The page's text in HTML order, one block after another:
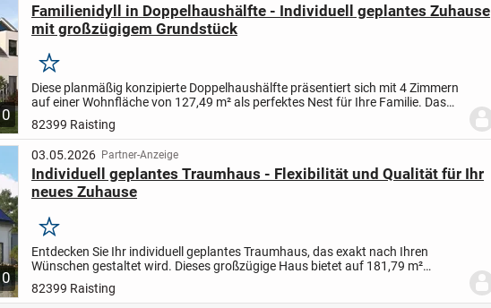
Familienidyll in Doppelhaushälfte - Individuell geplantes Zuhause
mit großzügigem Grundstück
Merken
Diese planmäßig konzipierte Doppelhaushälfte präsentiert sich mit 4 Zimmern
auf einer Wohnfläche von 127,49 m² als perfektes Nest für Ihre Familie. Das
weitläufige Grundstück von 601,23 m² bietet...
82399 Raisting
03.05.2026 Partner-Anzeige
Individuell geplantes Traumhaus - Flexibilität und Qualität für Ihr
neues Zuhause
Merken
Entdecken Sie Ihr individuell geplantes Traumhaus, das exakt nach Ihren
Wünschen gestaltet wird. Dieses großzügige Haus bietet auf 181,79 m²
Wohnfläche fünf helle Zimmer, die viel Raum für Familienleb...
82399 Raisting